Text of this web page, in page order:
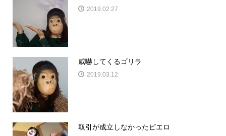
2019.02.27
威嚇してくるゴリラ
2019.03.12
取引が成立しなかったピエロ